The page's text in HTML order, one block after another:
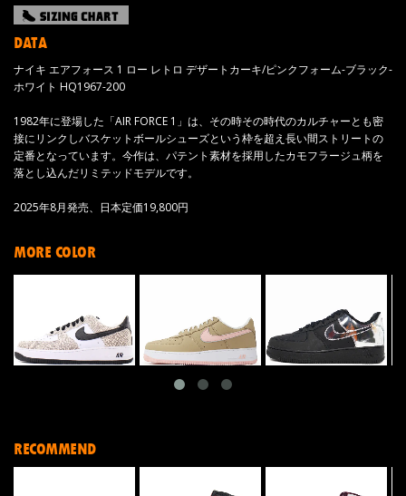
DATA
ナイキ エアフォース 1 ロー レトロ デザートカーキ/ピンクフォーム-ブラック-
ホワイト HQ1967-200
1982年に登場した「AIR FORCE 1」は、その時その時代のカルチャーとも密
接にリンクしバスケットボールシューズという枠を超え長い間ストリートの
定番となっています。今作は、パテント素材を採用したカモフラージュ柄を
落とし込んだリミテッドモデルです。
2025年8月発売、日本定価19,800円
MORE COLOR
RECOMMEND